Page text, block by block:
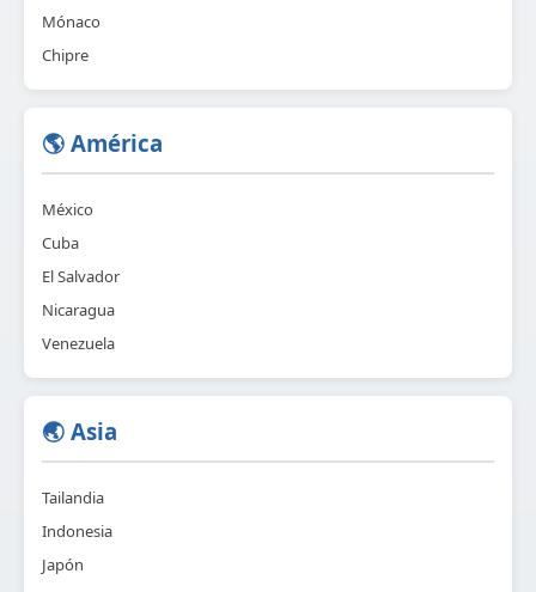
Mónaco
Chipre
🌎 América
México
Cuba
El Salvador
Nicaragua
Venezuela
🌏 Asia
Tailandia
Indonesia
Japón